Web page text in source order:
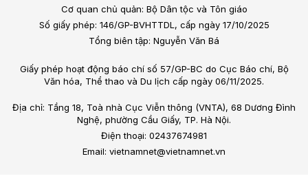
Cơ quan chủ quản: Bộ Dân tộc và Tôn giáo
Số giấy phép: 146/GP-BVHTTDL, cấp ngày 17/10/2025
Tổng biên tập: Nguyễn Văn Bá
Giấy phép hoạt động báo chí số 57/GP-BC do Cục Báo chí, Bộ
Văn hóa, Thể thao và Du lịch cấp ngày 06/11/2025.
Địa chỉ: Tầng 18, Toà nhà Cục Viễn thông (VNTA), 68 Dương Đình
Nghệ, phường Cầu Giấy, TP. Hà Nội.
Điện thoại: 02437674981
Email: vietnamnet@vietnamnet.vn